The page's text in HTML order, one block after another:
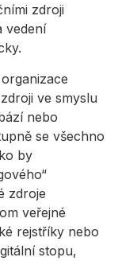
zdroji
vedení
ve smyslu
nebo
se všechno
by
zdroje
veřejné
rejstříky nebo
stopu,